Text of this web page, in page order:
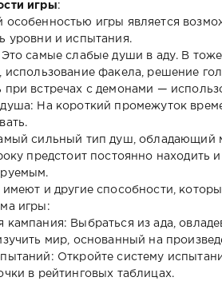
игры:
особенностью игры является
уровни и испытания.
самые слабые души в аду. В
использование факела, решение
при встречах с демонами —
На короткий промежуток
сильный тип душ, обладающий
предстоит постоянно
и другие способности,
игры:
кампания: Выбраться из ада,
мир, основанный на
Откройте систему
в рейтинговых таблицах.